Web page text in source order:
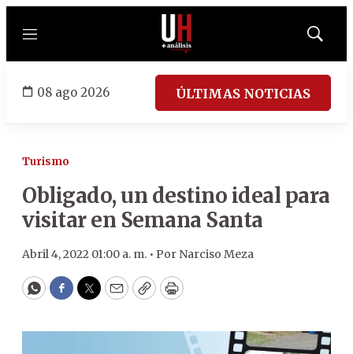
Menú
Mostrar
08 ago 2026 ÚLTIMAS NOTICIAS
Turismo
Obligado, un destino ideal para
visitar en Semana Santa
Abril 4, 2022 01:00 a. m. • Por Narciso Meza
WhatsApp
Facebook
Twitter
EmailCopyPrint